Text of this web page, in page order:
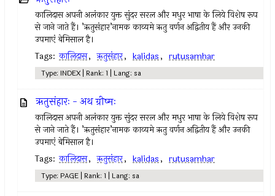
कालिदास अपनी अलंकार युक्त सुंदर सरल और मधुर भाषा के लिये विशेष रूप
से जाने जाते हैं। ’ऋतुसंहार’नामक काव्यमे ऋतु वर्णन अद्वितीय हैं और उनकी
उपमाएं बेमिसाल है।
Tags: कालिदास, ऋतुसंहार, kalidas, rutusamhar
Type: INDEX | Rank: 1 | Lang: sa
ऋतुसंहारः - अथ ग्रीष्मः
कालिदास अपनी अलंकार युक्त सुंदर सरल और मधुर भाषा के लिये विशेष रूप
से जाने जाते हैं। ’ऋतुसंहार’नामक काव्यमे ऋतु वर्णन अद्वितीय हैं और उनकी
उपमाएं बेमिसाल है।
Tags: कालिदास, ऋतुसंहार, kalidas, rutusamhar
Type: PAGE | Rank: 1 | Lang: sa